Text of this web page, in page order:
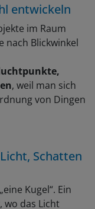
entwickeln
im Raum
nach Blickwinkel
, weil man sich
von Dingen
Schatten
Kugel“. Ein
wo das Licht